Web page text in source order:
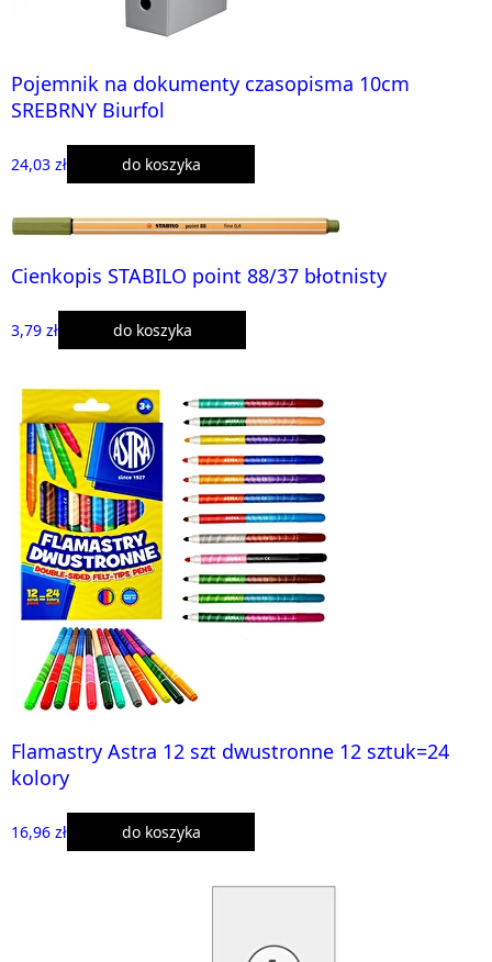
Pojemnik na dokumenty czasopisma 10cm
SREBRNY Biurfol
24,03 zł do koszyka
Cienkopis STABILO point 88/37 błotnisty
3,79 zł do koszyka
Flamastry Astra 12 szt dwustronne 12 sztuk=24
kolory
16,96 zł do koszyka